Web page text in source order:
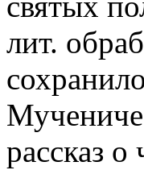
лит.
рассказ